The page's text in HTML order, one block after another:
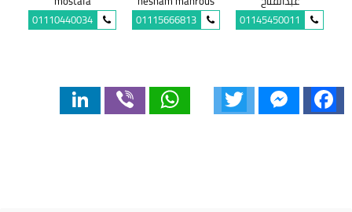
01145450011
01115666813
01110440034
Facebook
Messenger
Twitter
WhatsApp
Viber
LinkedIn